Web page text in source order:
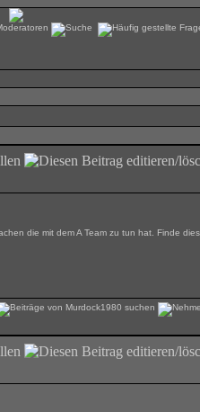
die mit dem A Team zu tun hat. Finde